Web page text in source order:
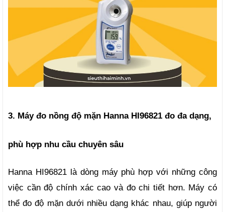
3. Máy đo nồng độ mặn Hanna HI96821 đo đa dạng,
phù hợp nhu cầu chuyên sâu
Hanna HI96821 là dòng máy phù hợp với những công
việc cần độ chính xác cao và đo chi tiết hơn. Máy có
thể đo độ mặn dưới nhiều dạng khác nhau, giúp người